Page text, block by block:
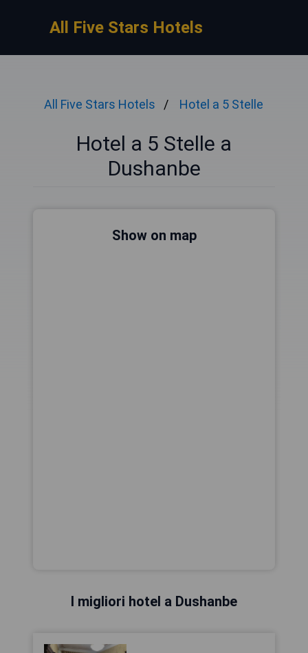
All Five Stars Hotels
All Five Stars Hotels Hotel a 5 Stelle
Hotel a 5 Stelle a
Dushanbe
Show on map
I migliori hotel a Dushanbe